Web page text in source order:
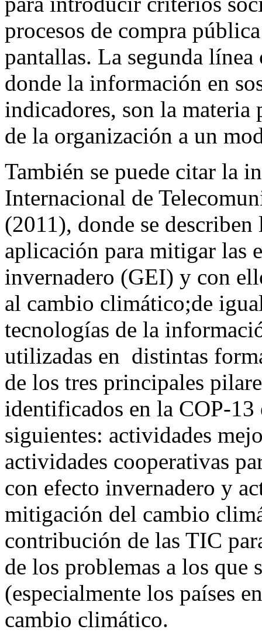
procesos de compra
pantallas. La segunda
donde la información en
indicadores, son la
de la organización a un
También se puede citar la
Internacional de
(2011), donde se
aplicación para mitigar las
invernadero (GEI) y con
al cambio climático;de
tecnologías de la
utilizadas en distintas
de los tres principales
identificados en la COP-13
siguientes: actividades
actividades cooperativas
con efecto invernadero y
mitigación del cambio
contribución de las TIC
de los problemas a los que
(especialmente los países
cambio climático.